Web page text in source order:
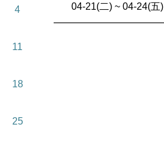
4
11
18
25
04-21(二) ~ 04-24(五)